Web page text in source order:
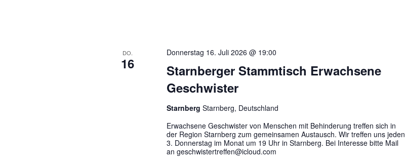
DO.
16
Starnberger Stammtisch Erwachsene
Geschwister
Donnerstag 16. Juli 2026 @ 19:00
Starnberg Starnberg, Deutschland
Erwachsene Geschwister von Menschen mit Behinderung treffen sich in
der Region Starnberg zum gemeinsamen Austausch. Wir treffen uns jeden
3. Donnerstag im Monat um 19 Uhr in Starnberg. Bei Interesse bitte Mail
an geschwistertreffen@icloud.com